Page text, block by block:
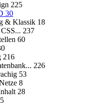
225
30
& Klassik 18
237
60
216
226
53
8
28
5